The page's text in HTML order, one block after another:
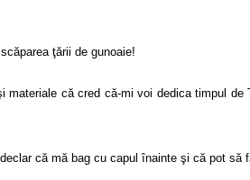
ţării de gunoaie!
că cred că-mi voi dedica timpul
că mă bag cu capul înainte şi că pot să